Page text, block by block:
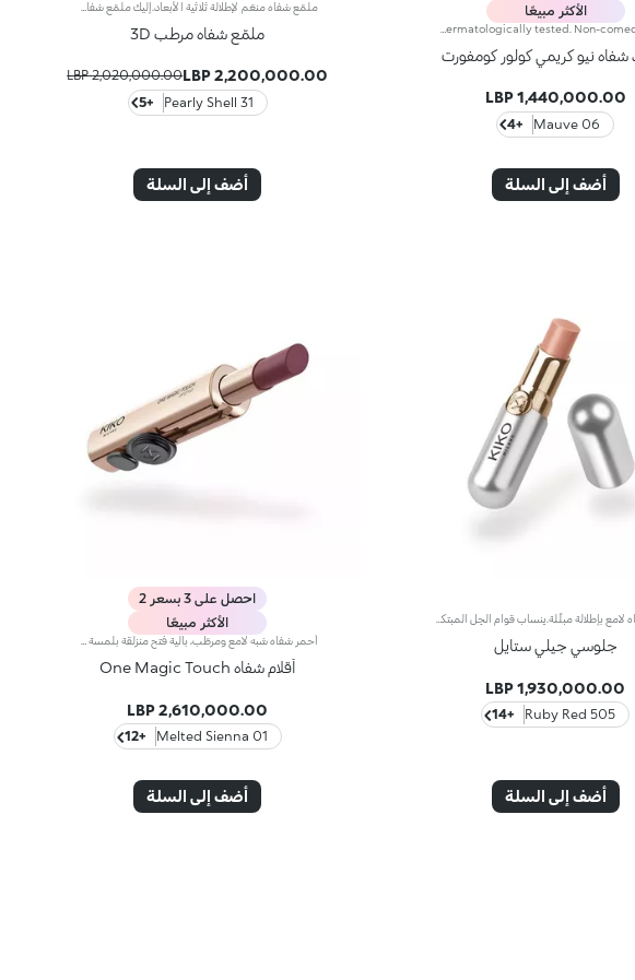
الأكثر مبيعًا
Long-lasting lip pencil in even, rich colours that precisely outline the lip contour. The delicate texture glides on and blends easily. This transfer-Resistant, waterproof pencil improves the lipstick's hold and never smudges. Dermatologically tested. Non-comedogenic.
نيو كريمي كولور كومفورت
1,440,000.00 LBP
06 Mauve
+4
أضف إلى السلة
ملمّع شفاه مرطب 3D
2,200,000.00 LBP
2,020,000.00 LBP
31 Pearly Shell
+5
أضف إلى السلة
أحمر شفاه لامع بإطلالة مبلّلة.ينساب قوام الجِل المبتكر على الشفاه ويضمن أداء وثباتاً فائقَين. عند التطبيق، يوفّر شعوراً لا يوصف بالنعومة التي تدوم طويلاً.تضمن اللمسة فائقة اللمعان إطلالة مبلّلة لامعة مع تغطية متوسطة إلى خفيفة.تؤمّن قاعدة الجِل والبوليمر المغلّف قواماً ناعماً ومبتكراً غير مسبوق. تضمن التكنولوجيا الجديدة أداء متفوّقاً.يُنعّم مزيج المرطّبات والأحماض الأمينيّة الشفاه لتوفير راحة مطلقة.
جلوسي جيلي ستايل
1,930,000.00 LBP
505 Ruby Red
+14
أضف إلى السلة
احصل على 3 بسعر 2
الأكثر مبيعًا
أقلام شفاه One Magic Touch
2,610,000.00 LBP
01 Melted Sienna
+12
أضف إلى السلة